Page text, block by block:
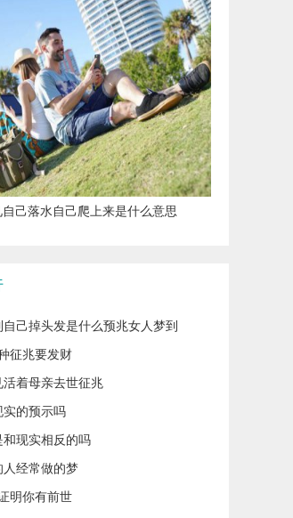
自己落水自己爬上来是什么意思
己掉头发是什么预兆女人梦到
预示着什么
征兆要发财
活着母亲去世征兆
实的预示吗
和现实相反的吗
人经常做的梦
明你有前世